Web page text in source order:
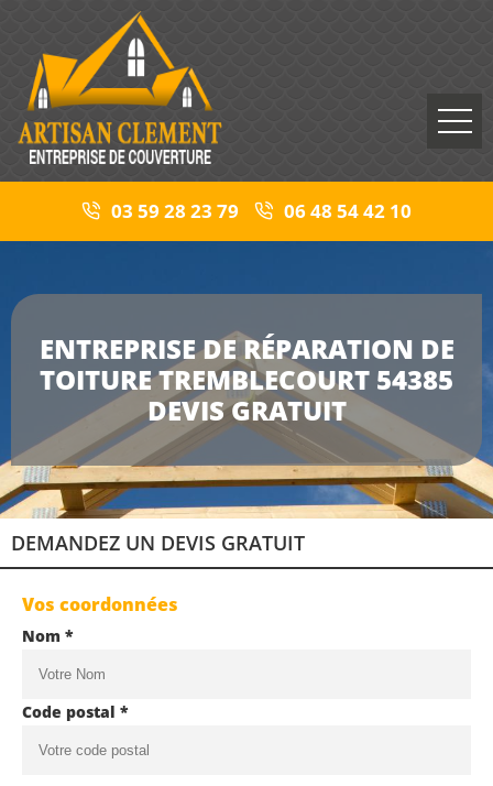
03 59 28 23 79 06 48 54 42 10
ENTREPRISE DE RÉPARATION DE
TOITURE TREMBLECOURT 54385
DEVIS GRATUIT
DEMANDEZ UN DEVIS GRATUIT
Vos coordonnées
Nom *
Code postal *